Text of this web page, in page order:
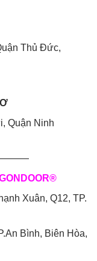
Thủ Đức,
Quận Ninh
Xuân, Q12, TP.
Bình, Biên Hòa,